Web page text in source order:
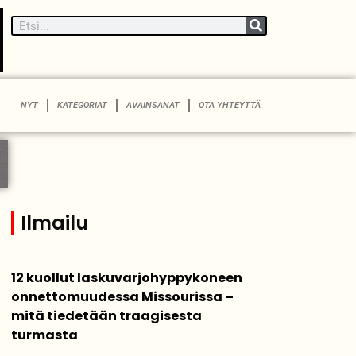
NYT KATEGORIAT AVAINSANAT OTA YHTEYTTÄ
Ilmailu
12 kuollut laskuvarjohyppykoneen
onnettomuudessa Missourissa –
mitä tiedetään traagisesta
turmasta